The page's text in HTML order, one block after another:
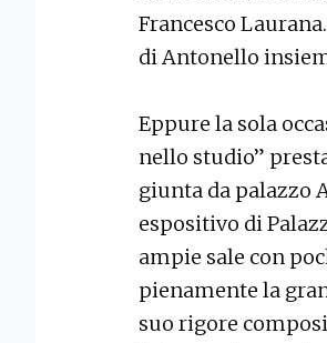
Francesco
di Antonello
Eppure la sola
nello studio”
giunta da palazzo
espositivo di
ampie sale con
pienamente la
suo rigore